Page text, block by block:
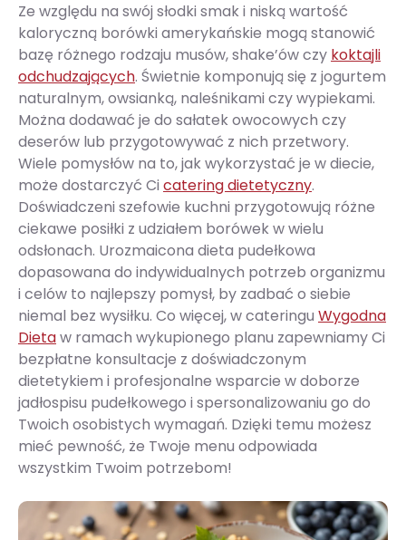
Ze względu na swój słodki smak i niską wartość
kaloryczną borówki amerykańskie mogą stanowić
bazę różnego rodzaju musów, shake’ów czy koktajli
odchudzających. Świetnie komponują się z jogurtem
naturalnym, owsianką, naleśnikami czy wypiekami.
Można dodawać je do sałatek owocowych czy
deserów lub przygotowywać z nich przetwory.
Wiele pomysłów na to, jak wykorzystać je w diecie,
może dostarczyć Ci catering dietetyczny.
Doświadczeni szefowie kuchni przygotowują różne
ciekawe posiłki z udziałem borówek w wielu
odsłonach. Urozmaicona dieta pudełkowa
dopasowana do indywidualnych potrzeb organizmu
i celów to najlepszy pomysł, by zadbać o siebie
niemal bez wysiłku. Co więcej, w cateringu Wygodna
Dietaw ramach wykupionego planu zapewniamy Ci
bezpłatne konsultacje z doświadczonym
dietetykiem i profesjonalne wsparcie w doborze
jadłospisu pudełkowego i spersonalizowaniu go do
Twoich osobistych wymagań. Dzięki temu możesz
mieć pewność, że Twoje menu odpowiada
wszystkim Twoim potrzebom!